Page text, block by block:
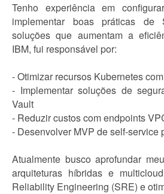
Tenho experiência em
implementar boas práticas de
soluções que aumentam a
IBM, fui responsável por:
- Otimizar recursos Kubernetes
- Implementar soluções de
Vault
- Reduzir custos com endpoints
- Desenvolver MVP de self-service
Atualmente busco aprofundar
arquiteturas híbridas e
Reliability Engineering (SRE) e